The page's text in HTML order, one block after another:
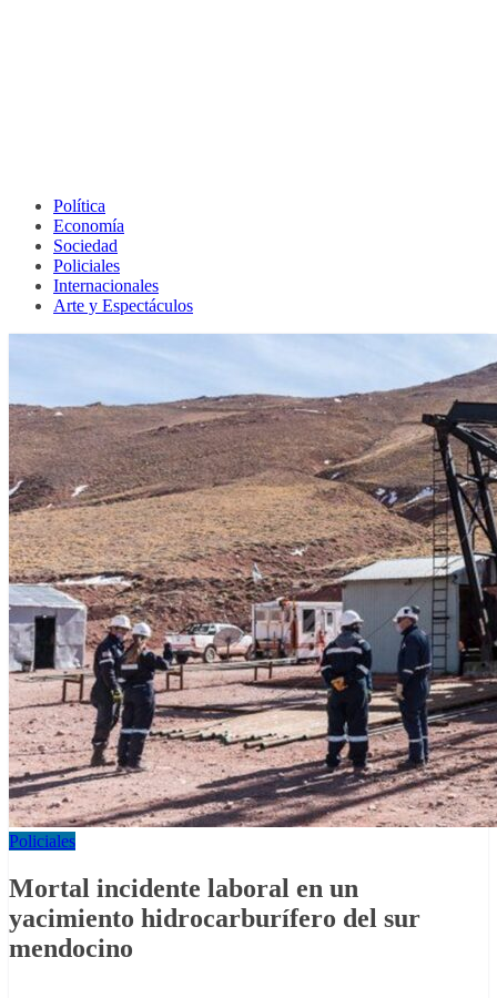
Política
Economía
Sociedad
Policiales
Internacionales
Arte y Espectáculos
Policiales
Mortal incidente laboral en un
yacimiento hidrocarburífero del sur
mendocino